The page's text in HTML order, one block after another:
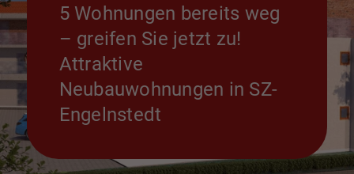
5 Wohnungen bereits weg
– greifen Sie jetzt zu!
Attraktive
Neubauwohnungen in SZ-
Engelnstedt